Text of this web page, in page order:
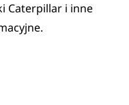
Caterpillar i inne